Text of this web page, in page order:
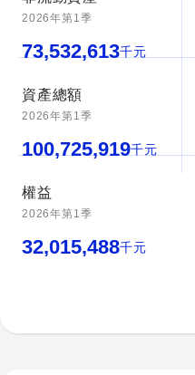
2026年第1季
73,532,613千元
資產總額
2026年第1季
100,725,919千元
權益
2026年第1季
32,015,488千元